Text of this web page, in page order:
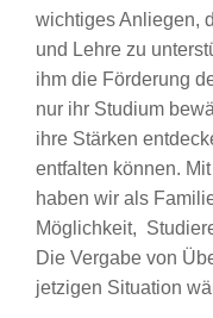
wichtiges Anliegen,
und Lehre zu
ihm die Förderung
nur ihr Studium
ihre Stärken
entfalten können.
haben wir als
Möglichkeit,
Die Vergabe von
jetzigen Situation